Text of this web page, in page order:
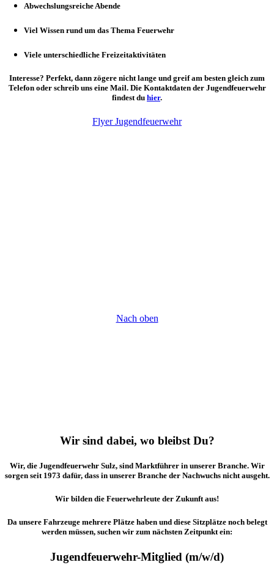
Abwechslungsreiche Abende
Viel Wissen rund um das Thema Feuerwehr
Viele unterschiedliche Freizeitaktivitäten
Interesse? Perfekt, dann zögere nicht lange und greif am besten gleich zum
Telefon oder schreib uns eine Mail. Die Kontaktdaten der Jugendfeuerwehr
findest du hier.
Flyer Jugendfeuerwehr
Nach oben
Wir sind dabei, wo bleibst Du?
Wir, die Jugendfeuerwehr Sulz, sind Marktführer in unserer Branche. Wir
sorgen seit 1973 dafür, dass in unserer Branche der Nachwuchs nicht ausgeht.
Wir bilden die Feuerwehrleute der Zukunft aus!
Da unsere Fahrzeuge mehrere Plätze haben und diese Sitzplätze noch belegt
werden müssen, suchen wir zum nächsten Zeitpunkt ein:
Jugendfeuerwehr-Mitglied (m/w/d)